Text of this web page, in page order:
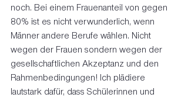
noch. Bei einem Frauenanteil von gegen
80% ist es nicht verwunderlich, wenn
Männer andere Berufe wählen. Nicht
wegen der Frauen sondern wegen der
gesellschaftlichen Akzeptanz und den
Rahmenbedingungen! Ich plädiere
lautstark dafür, dass Schülerinnen und